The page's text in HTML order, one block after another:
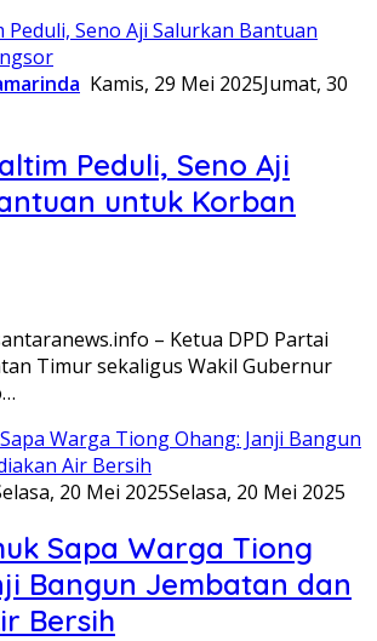
Kamis, 29 Mei 2025Jumat, 30
Peduli, Seno Aji
untuk Korban
– Ketua DPD Partai
Timur sekaligus Wakil Gubernur
20 Mei 2025Selasa, 20 Mei 2025
Sapa Warga Tiong
Bangun Jembatan dan
Bersih